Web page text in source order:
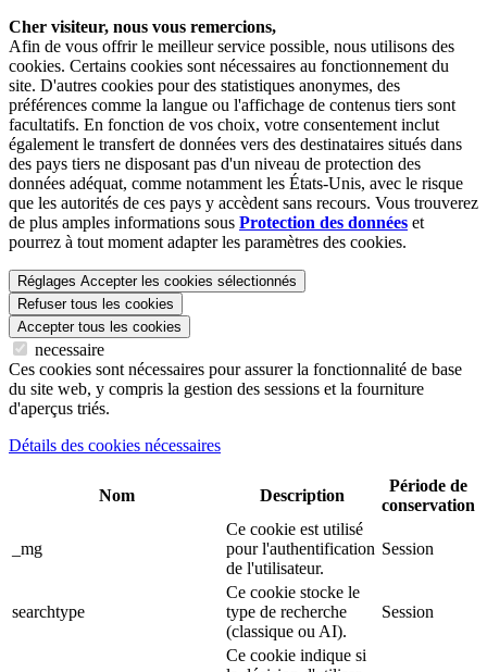
Cher visiteur, nous vous remercions,
Afin de vous offrir le meilleur service possible, nous utilisons des
cookies. Certains cookies sont nécessaires au fonctionnement du
site. D'autres cookies pour des statistiques anonymes, des
préférences comme la langue ou l'affichage de contenus tiers sont
facultatifs. En fonction de vos choix, votre consentement inclut
également le transfert de données vers des destinataires situés dans
des pays tiers ne disposant pas d'un niveau de protection des
données adéquat, comme notamment les États-Unis, avec le risque
que les autorités de ces pays y accèdent sans recours. Vous trouverez
de plus amples informations sous Protection des données et
pourrez à tout moment adapter les paramètres des cookies.
Réglages Accepter les cookies sélectionnés
Refuser tous les cookies
Accepter tous les cookies
necessaire
Ces cookies sont nécessaires pour assurer la fonctionnalité de base
du site web, y compris la gestion des sessions et la fourniture
d'aperçus triés.
Détails des cookies nécessaires
Nom Description
Période de
conservation
_mg
Ce cookie est utilisé
pour l'authentification
de l'utilisateur.
Session
searchtype
Ce cookie stocke le
type de recherche
(classique ou AI).
Session
Ce cookie indique si